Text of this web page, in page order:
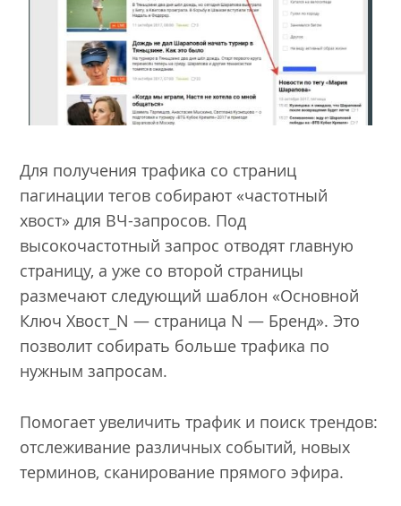
Для получения трафика со страниц
пагинации тегов собирают «частотный
хвост» для ВЧ-запросов. Под
высокочастотный запрос отводят главную
страницу, а уже со второй страницы
размечают следующий шаблон «Основной
Ключ Хвост_N — страница N — Бренд». Это
позволит собирать больше трафика по
нужным запросам.
Помогает увеличить трафик и поиск трендов:
отслеживание различных событий, новых
терминов, сканирование прямого эфира.